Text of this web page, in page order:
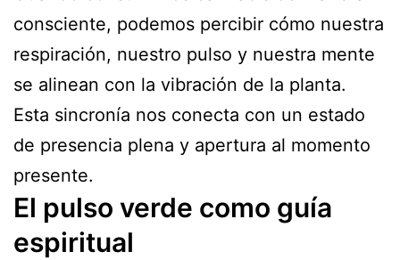
consciente, podemos percibir cómo nuestra
respiración, nuestro pulso y nuestra mente
se alinean con la vibración de la planta.
Esta sincronía nos conecta con un estado
de presencia plena y apertura al momento
presente.
El pulso verde como guía
espiritual